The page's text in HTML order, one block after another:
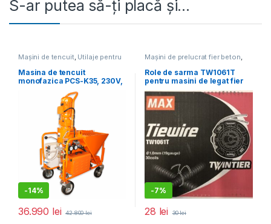
S-ar putea să-ți placă și…
Mașini de tencuit, Utilaje pentru
construcții
Masina de tencuit
monofazica PCS-K35, 230V,
-14%
36.990 lei 42.800lei
Mașini de prelucrat fier beton,
Utilaje pentru construcții
Role de sarma TW1061T
pentru masini de legat fier
beton Max RB441T
-7%
28 lei 30lei